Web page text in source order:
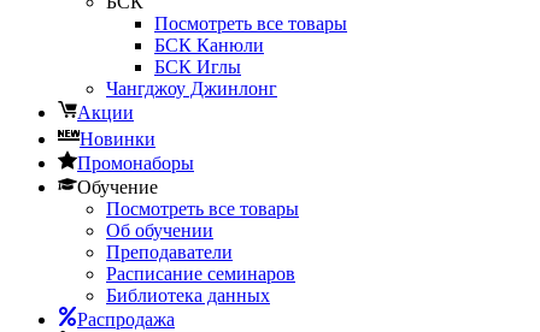
Посмотреть все товары
БСК Канюли
БСК Иглы
Чангджоу Джинлонг
Акции
Новинки
Промонаборы
Обучение
Посмотреть все товары
Об обучении
Преподаватели
Расписание семинаров
Библиотека данных
Распродажа